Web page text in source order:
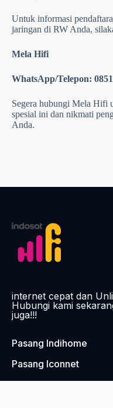
Untuk informasi
jaringan di RW Anda,
Mela Hifi
WhatsApp/Telepon:
Segera hubungi Mela Hifi
spesial ini dan nikmati
Anda.
internet cepat dan
Hubungi kami
juga!!!
Pasang Indihome
Pasang Iconnet
Pasang CBN